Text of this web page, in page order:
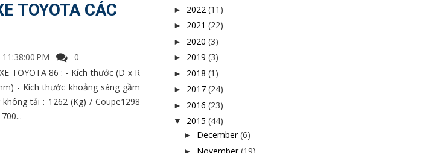
TOYOTA CÁC
11:38:00 PM
0
TOYOTA 86 : - Kích thước (D x R
- Kích thước khoảng sáng gầm
tải : 1262 (Kg) / Coupe1298
► 2022 (11)
► 2021 (22)
► 2020 (3)
► 2019 (3)
► 2018 (1)
► 2017 (24)
► 2016 (23)
▼ 2015 (44)
► December (6)
► November (19)